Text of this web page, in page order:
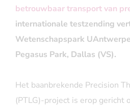
betrouwbaar transport van
internationale testzending
Wetenschapspark
Pegasus Park, Dallas (VS).
Het baanbrekende Precision
(PTLG)-project is erop gericht